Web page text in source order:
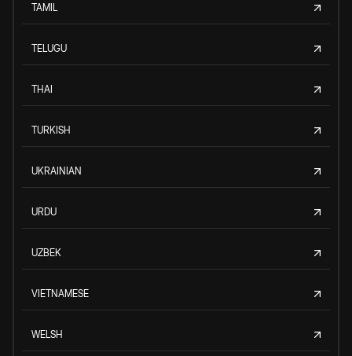
TAMIL
TELUGU
THAI
TURKISH
UKRAINIAN
URDU
UZBEK
VIETNAMESE
WELSH